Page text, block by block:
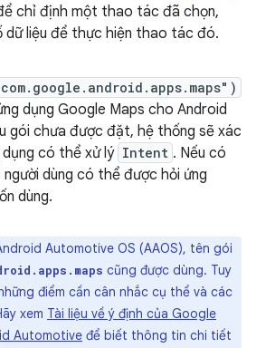
chỉ định một thao tác đã chọn,
dữ liệu để thực hiện thao tác đó.
dụng Google Maps cho Android
gói chưa được đặt, hệ thống sẽ xác
dụng có thể xử lý Intent . Nếu có
người dùng có thể được hỏi ứng
dùng.
Automotive OS (AAOS), tên gói
cũng được dùng. Tuy
điểm cần cân nhắc cụ thể và các
xem Tài liệu về ý định của Google
Automotive để biết thông tin chi tiết